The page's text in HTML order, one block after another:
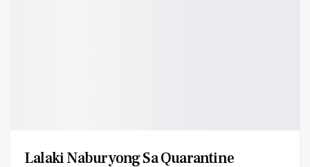
Lalaki Naburyong Sa Quarantine